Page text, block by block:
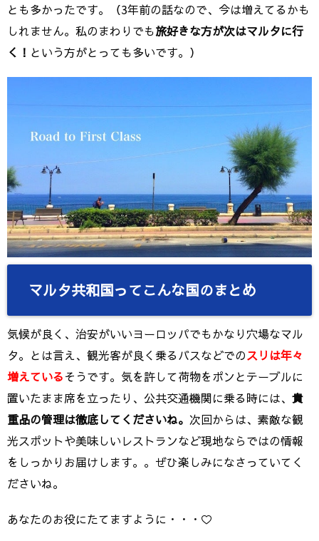
とも多かったです。（3年前の話なので、今は増えてるかも
しれません。私のまわりでも旅好きな方が次はマルタに行
く！ という方がとっても多いです。）
マルタ共和国ってこんな国のまとめ
気候が良く、治安がいいヨーロッパでもかなり穴場なマル
タ。とは言え、観光客が良く乗るバスなどでのスリは年々
増えているそうです。気を許して荷物をポンとテーブルに
置いたまま席を立ったり、公共交通機関に乗る時には、 貴
重品の管理は徹底してくださいね。 次回からは、素敵な観
光スポットや美味しいレストランなど現地ならではの情報
をしっかりお届けします。。ぜひ楽しみになさっていてく
ださいね。
あなたのお役にたてますように・・・♡